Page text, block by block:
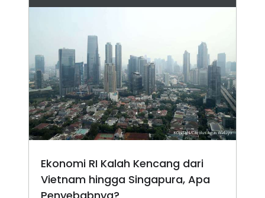
Ekonomi RI Kalah Kencang dari
Vietnam hingga Singapura, Apa